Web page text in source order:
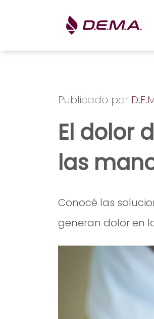
Publicado por
El dolor
las
Conocé las
generan dolor en